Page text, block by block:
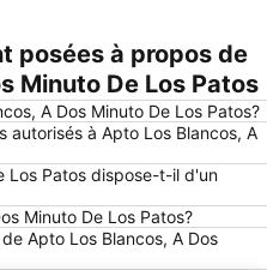
posées à propos de
Minuto De Los Patos
A Dos Minuto De Los Patos?
autorisés à Apto Los Blancos, A
Los Patos dispose-t-il d'un
Minuto De Los Patos?
Apto Los Blancos, A Dos